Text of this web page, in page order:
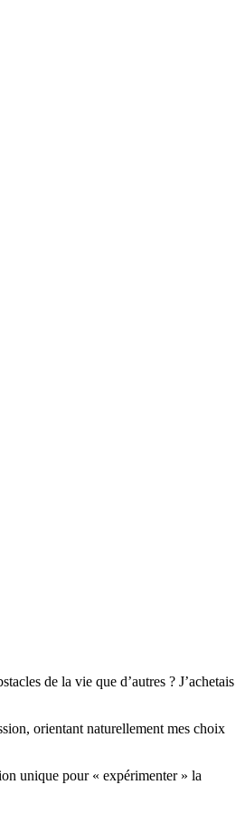
de la vie que d’autres ? J’achetais
orientant naturellement mes choix
unique pour « expérimenter » la